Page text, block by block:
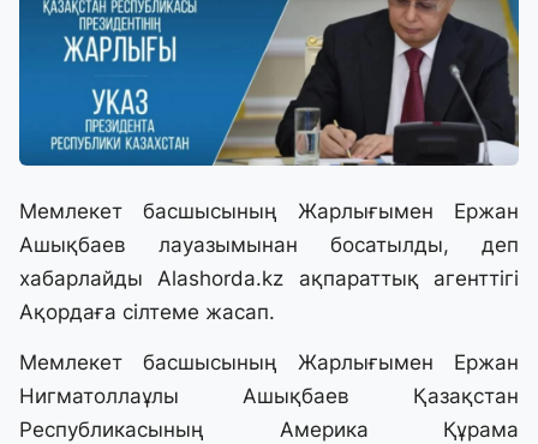
Мемлекет басшысының Жарлығымен Ержан
Ашықбаев лауазымынан босатылды, деп
хабарлайдыAlashorda.kz ақпараттық агенттігі
Ақордаға сілтеме жасап.
Мемлекет басшысының Жарлығымен Ержан
Нигматоллаұлы Ашықбаев Қазақстан
Республикасының Америка Құрама